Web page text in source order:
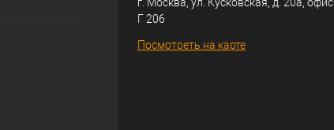
Г 206
Посмотреть на карте